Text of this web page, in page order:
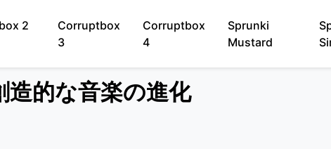
2
Corruptbox
3
Corruptbox
4
Sprunki
Mustard
的な音楽の進化